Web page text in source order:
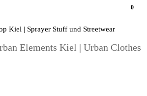
Elements Kiel | Urban Clothes
0